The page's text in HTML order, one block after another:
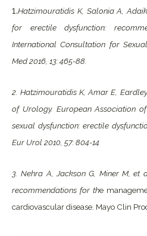
1.Hatzimouratidis K, Salonia A,
for erectile dysfunction:
International Consultation for
Med 2016, 13: 465-88.
2. Hatzimouratidis K, Amar E,
of Urology. European Association
sexual dysfunction: erectile
Eur Urol 2010, 57: 804-14
3. Nehra A, Jackson G, Miner M, et
recommendations for the
cardiovascular disease. Mayo Clin